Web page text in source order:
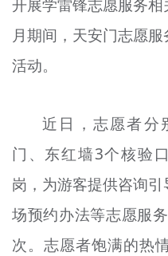
身边好人
文明评论
宣传思想文化人才
专题
资料库
开展学雷锋志愿服务
月期间，天安门志愿
活动。
近日，志愿者分
门、东红墙3个核验
岗，为游客提供咨询
场预约办法等志愿服
次。志愿者饱满的热